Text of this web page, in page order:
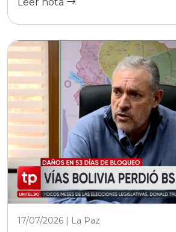
17/07/2026 | La Paz